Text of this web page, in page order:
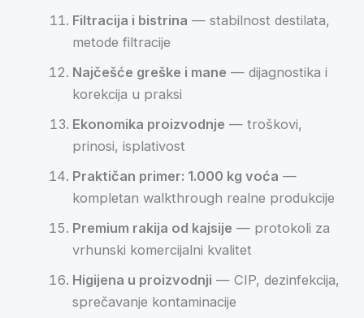
Filtracija i bistrina — stabilnost destilata,
metode filtracije
Najčešće greške i mane — dijagnostika i
korekcija u praksi
Ekonomika proizvodnje — troškovi,
prinosi, isplativost
Praktičan primer: 1.000 kg voća —
kompletan walkthrough realne produkcije
Premium rakija od kajsije — protokoli za
vrhunski komercijalni kvalitet
Higijena u proizvodnji — CIP, dezinfekcija,
sprečavanje kontaminacije